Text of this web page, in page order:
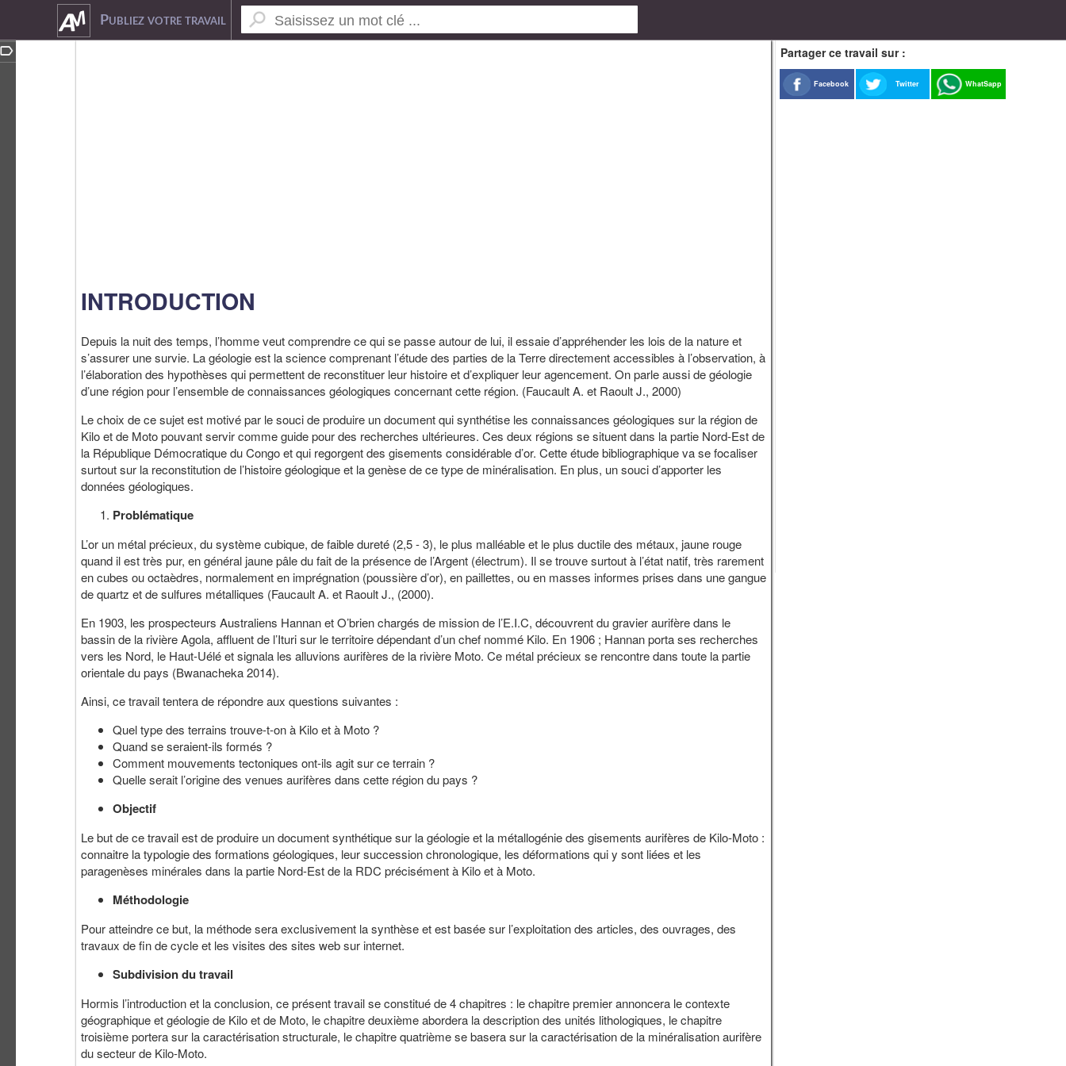
Publiez votre travail
INTRODUCTION
Depuis la nuit des temps, l’homme veut comprendre ce qui se passe autour de lui, il essaie d’appréhender les lois de la nature et
s’assurer une survie. La géologie est la science comprenant l’étude des parties de la Terre directement accessibles à l’observation, à
l’élaboration des hypothèses qui permettent de reconstituer leur histoire et d’expliquer leur agencement. On parle aussi de géologie
d’une région pour l’ensemble de connaissances géologiques concernant cette région. (Faucault A. et Raoult J., 2000)
Le choix de ce sujet est motivé par le souci de produire un document qui synthétise les connaissances géologiques sur la région de
Kilo et de Moto pouvant servir comme guide pour des recherches ultérieures. Ces deux régions se situent dans la partie Nord-Est de
la République Démocratique du Congo et qui regorgent des gisements considérable d’or. Cette étude bibliographique va se focaliser
surtout sur la reconstitution de l’histoire géologique et la genèse de ce type de minéralisation. En plus, un souci d’apporter les
données géologiques.
Problématique
L’or un métal précieux, du système cubique, de faible dureté (2,5 - 3), le plus malléable et le plus ductile des métaux, jaune rouge
quand il est très pur, en général jaune pâle du fait de la présence de l’Argent (électrum). Il se trouve surtout à l’état natif, très rarement
en cubes ou octaèdres, normalement en imprégnation (poussière d’or), en paillettes, ou en masses informes prises dans une gangue
de quartz et de sulfures métalliques (Faucault A. et Raoult J., (2000).
En 1903, les prospecteurs Australiens Hannan et O’brien chargés de mission de l’E.I.C, découvrent du gravier aurifère dans le
bassin de la rivière Agola, affluent de l’Ituri sur le territoire dépendant d’un chef nommé Kilo. En 1906 ; Hannan porta ses recherches
vers les Nord, le Haut-Uélé et signala les alluvions aurifères de la rivière Moto. Ce métal précieux se rencontre dans toute la partie
orientale du pays (Bwanacheka 2014).
Ainsi, ce travail tentera de répondre aux questions suivantes :
Quel type des terrains trouve-t-on à Kilo et à Moto ?
Quand se seraient-ils formés ?
Comment mouvements tectoniques ont-ils agit sur ce terrain ?
Quelle serait l’origine des venues aurifères dans cette région du pays ?
Objectif
Le but de ce travail est de produire un document synthétique sur la géologie et la métallogénie des gisements aurifères de Kilo-Moto :
connaitre la typologie des formations géologiques, leur succession chronologique, les déformations qui y sont liées et les
paragenèses minérales dans la partie Nord-Est de la RDC précisément à Kilo et à Moto.
Méthodologie
Pour atteindre ce but, la méthode sera exclusivement la synthèse et est basée sur l’exploitation des articles, des ouvrages, des
travaux de fin de cycle et les visites des sites web sur internet.
Subdivision du travail
Hormis l’introduction et la conclusion, ce présent travail se constitué de 4 chapitres : le chapitre premier annoncera le contexte
géographique et géologie de Kilo et de Moto, le chapitre deuxième abordera la description des unités lithologiques, le chapitre
troisième portera sur la caractérisation structurale, le chapitre quatrième se basera sur la caractérisation de la minéralisation aurifère
du secteur de Kilo-Moto.
Partager ce travail sur :
Facebook Twitter WhatSapp